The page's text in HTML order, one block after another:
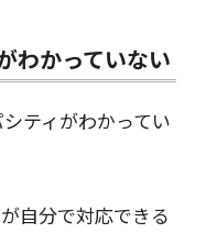
わかっていない
ティがわかってい
自分で対応できる